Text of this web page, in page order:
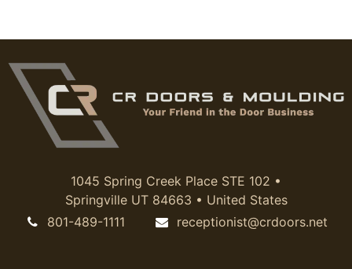
1045 Spring Creek Place STE 102 •
Springville UT 84663 • United States
801-489-1111
receptionist@crdoors.net